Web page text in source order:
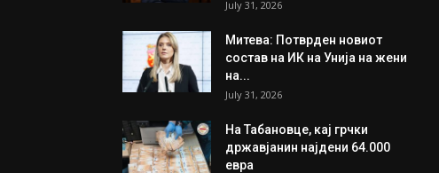
July 31, 2026
Митева: Потврден новиот
состав на ИК на Унија на жени
на...
July 31, 2026
На Табановце, кај грчки
државјанин најдени 64.000
евра